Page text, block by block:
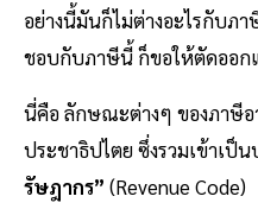
อย่างนี้มันก็ไม่ต่างอะไรกับภ
ชอบกับภาษีนี้ ก็ขอให้ตัดออก
นี่คือ ลักษณะต่างๆ ของภาษีอ
ประชาธิปไตย ซึ่งรวมเข้าเป็น
รัษฎากร” (Revenue Code)